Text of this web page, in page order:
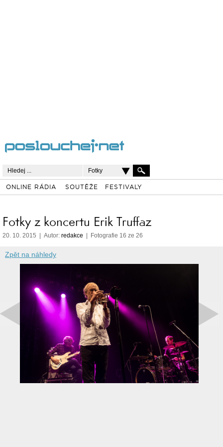
Fotky
ONLINE RÁDIA SOUTĚŽE FESTIVALY
Fotky z koncertu Erik Truffaz
20. 10. 2015 | Autor: redakce | Fotografie 16 ze 26
Zpět na náhledy